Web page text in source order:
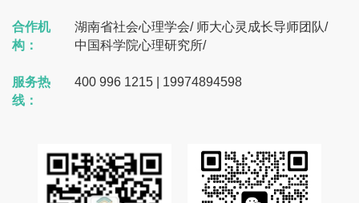
合作机
构：
湖南省社会心理学会/ 师大心灵成长导师团队/
中国科学院心理研究所/
服务热
线：
400 996 1215 | 19974894598